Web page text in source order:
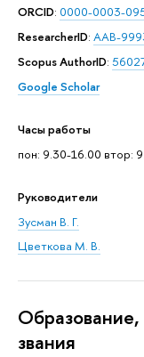
ORCID: 0000-0003-
ResearcherID: AAB-
Scopus AuthorID:
Google Scholar
Часы работы
пон: 9.30-16.00 втор:
Руководители
Зусман В. Г.
Цветкова М. В.
звания